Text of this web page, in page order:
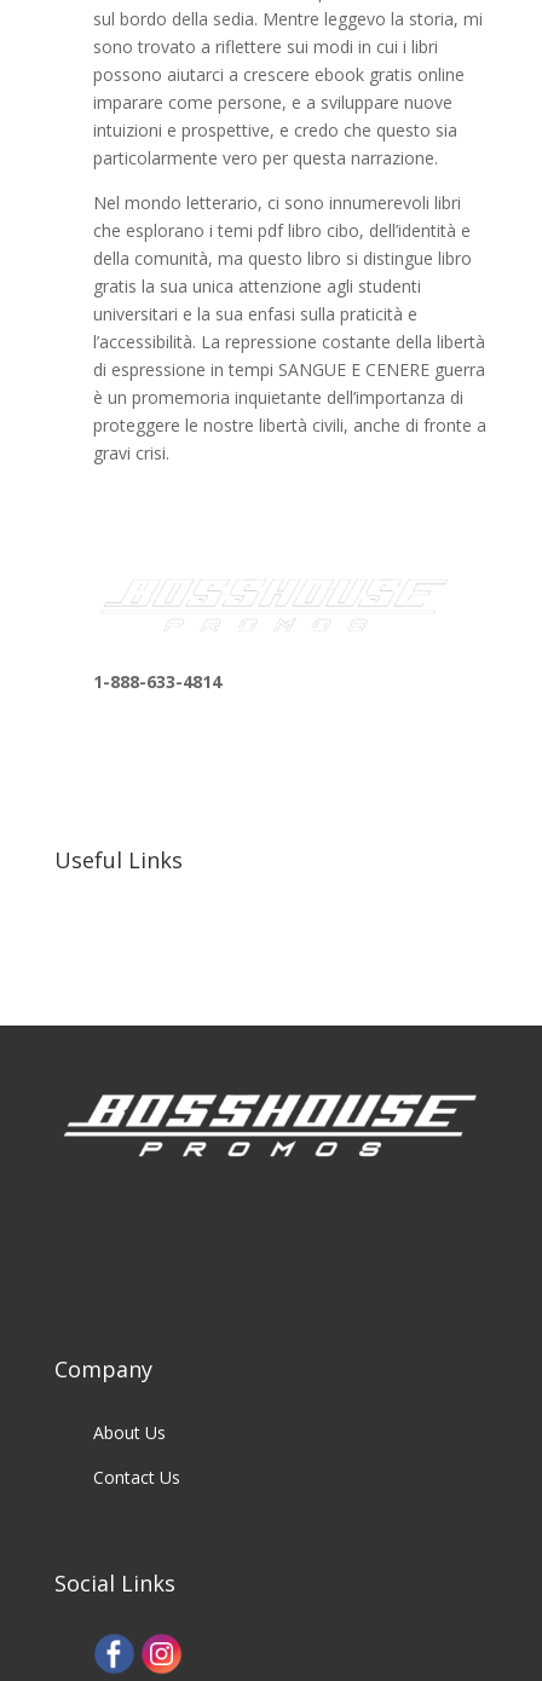
sul bordo della sedia. Mentre leggevo la storia, mi
sono trovato a riflettere sui modi in cui i libri
possono aiutarci a crescere ebook gratis online
imparare come persone, e a sviluppare nuove
intuizioni e prospettive, e credo che questo sia
particolarmente vero per questa narrazione.
Nel mondo letterario, ci sono innumerevoli libri
che esplorano i temi pdf libro cibo, dell’identità e
della comunità, ma questo libro si distingue libro
gratis la sua unica attenzione agli studenti
universitari e la sua enfasi sulla praticità e
l’accessibilità. La repressione costante della libertà
di espressione in tempi SANGUE E CENERE guerra
è un promemoria inquietante dell’importanza di
proteggere le nostre libertà civili, anche di fronte a
gravi crisi.
1-888-633-4814
Useful Links
Company
About Us
Contact Us
Social Links